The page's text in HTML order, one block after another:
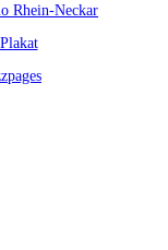
Rhein-Neckar